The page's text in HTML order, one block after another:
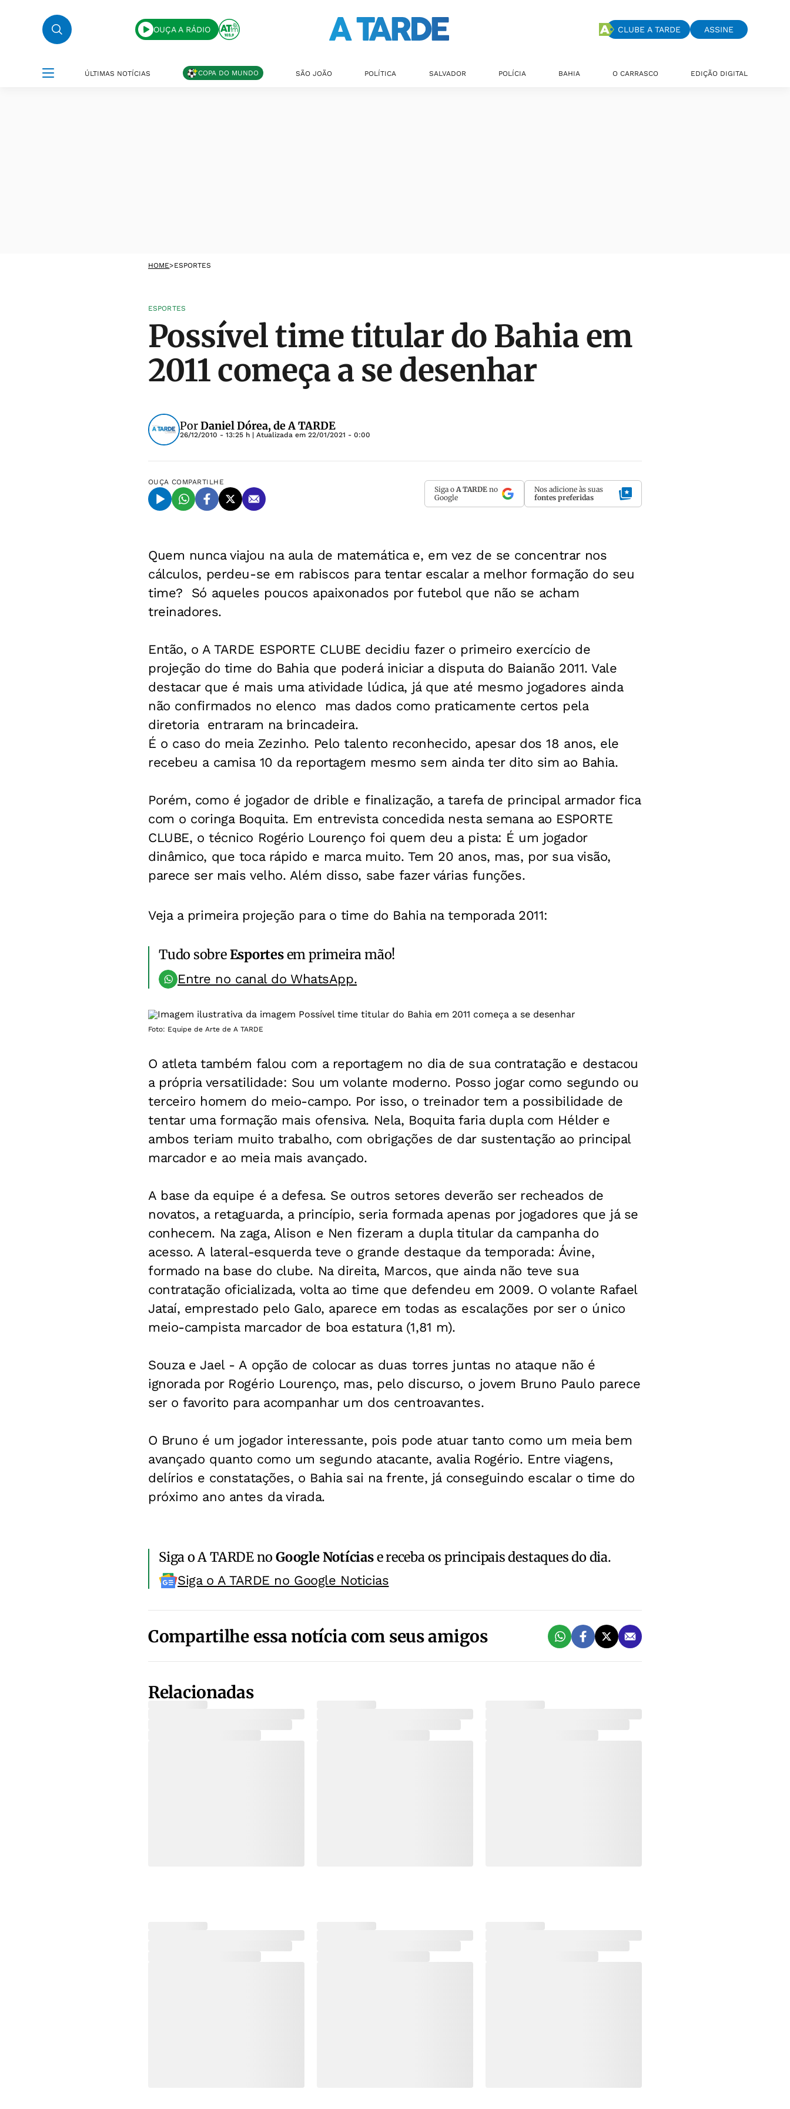
OUÇA A RÁDIO CLUBE A TARDE ASSINE
ÚLTIMAS NOTÍCIAS COPA DO MUNDO SÃO JOÃO POLÍTICA SALVADOR POLÍCIA BAHIA O CARRASCO EDIÇÃO DIGITAL
HOME>ESPORTES
ESPORTES
Possível time titular do Bahia em
2011 começa a se desenhar
PorDaniel Dórea, de A TARDE
26/12/2010 - 13:25 h | Atualizada em 22/01/2021 - 0:00
OUÇA COMPARTILHE
Siga o A TARDE no
Google
Nos adicione às suas
fontes preferidas
Quem nunca viajou na aula de matemática e, em vez de se concentrar nos
cálculos, perdeu-se em rabiscos para tentar escalar a melhor formação do seu
time? Só aqueles poucos apaixonados por futebol que não se acham
treinadores.
Então, o A TARDE ESPORTE CLUBE decidiu fazer o primeiro exercício de
projeção do time do Bahia que poderá iniciar a disputa do Baianão 2011. Vale
destacar que é mais uma atividade lúdica, já que até mesmo jogadores ainda
não confirmados no elenco  mas dados como praticamente certos pela
diretoria  entraram na brincadeira.
É o caso do meia Zezinho. Pelo talento reconhecido, apesar dos 18 anos, ele
recebeu a camisa 10 da reportagem mesmo sem ainda ter dito sim ao Bahia.
Porém, como é jogador de drible e finalização, a tarefa de principal armador fica
com o coringa Boquita. Em entrevista concedida nesta semana ao ESPORTE
CLUBE, o técnico Rogério Lourenço foi quem deu a pista: É um jogador
dinâmico, que toca rápido e marca muito. Tem 20 anos, mas, por sua visão,
parece ser mais velho. Além disso, sabe fazer várias funções.
Veja a primeira projeção para o time do Bahia na temporada 2011:
Tudo sobreEsportesem primeira mão!
Entre no canal do WhatsApp.
Foto: Equipe de Arte de A TARDE
O atleta também falou com a reportagem no dia de sua contratação e destacou
a própria versatilidade: Sou um volante moderno. Posso jogar como segundo ou
terceiro homem do meio-campo. Por isso, o treinador tem a possibilidade de
tentar uma formação mais ofensiva. Nela, Boquita faria dupla com Hélder e
ambos teriam muito trabalho, com obrigações de dar sustentação ao principal
marcador e ao meia mais avançado.
A base da equipe é a defesa. Se outros setores deverão ser recheados de
novatos, a retaguarda, a princípio, seria formada apenas por jogadores que já se
conhecem. Na zaga, Alison e Nen fizeram a dupla titular da campanha do
acesso. A lateral-esquerda teve o grande destaque da temporada: Ávine,
formado na base do clube. Na direita, Marcos, que ainda não teve sua
contratação oficializada, volta ao time que defendeu em 2009. O volante Rafael
Jataí, emprestado pelo Galo, aparece em todas as escalações por ser o único
meio-campista marcador de boa estatura (1,81 m).
Souza e Jael -A opção de colocar as duas torres juntas no ataque não é
ignorada por Rogério Lourenço, mas, pelo discurso, o jovem Bruno Paulo parece
ser o favorito para acompanhar um dos centroavantes.
O Bruno é um jogador interessante, pois pode atuar tanto como um meia bem
avançado quanto como um segundo atacante, avalia Rogério. Entre viagens,
delírios e constatações, o Bahia sai na frente, já conseguindo escalar o time do
próximo ano antes da virada.
Siga o A TARDE noGoogle Notíciase receba os principais destaques do dia.
Siga o A TARDE no Google Noticias
Compartilhe essa notícia com seus amigos
Relacionadas